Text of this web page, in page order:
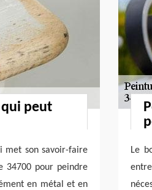
peut
met son savoir-faire
34700 pour peindre
en métal et en
Le